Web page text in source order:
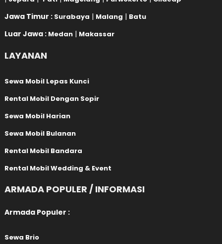
Jawa Timur : Surabaya | Malang | Batu
Luar Jawa : Medan | Makassar
LAYANAN
Sewa Mobil Lepas Kunci
Rental Mobil Dengan Sopir
Sewa Mobil Harian
Sewa Mobil Bulanan
Rental Mobil Bandara
Rental Mobil Wedding & Event
ARMADA POPULER / INFORMASI
Armada Populer :
Sewa Brio